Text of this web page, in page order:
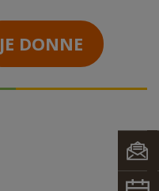
JE DONNE